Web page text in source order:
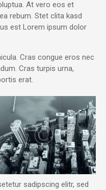
At vero eos et
rebum. Stet clita kasd
est Lorem ipsum dolor
Cras congue eros nec
Cras turpis urna,
erat.
sadipscing elitr, sed